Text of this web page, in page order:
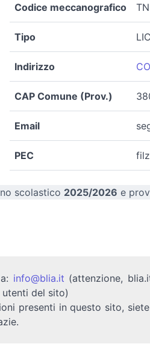
Codice meccanografico
Tipo
Indirizzo
CAP Comune (Prov.)
Email
PEC
scolastico 2025/2026 e
info@blia.it (attenzione,
del sito)
presenti in questo sito,